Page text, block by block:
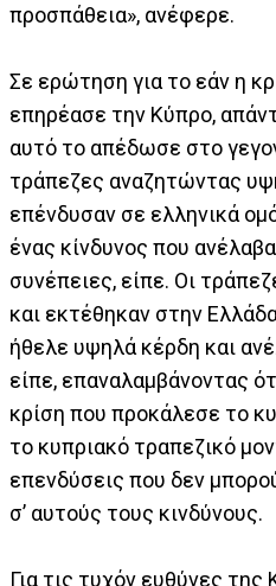
προσπάθεια», ανέφερε.
Σε ερώτηση για το εάν η
επηρέασε την Κύπρο,
αυτό το απέδωσε στο
τράπεζες αναζητώντας
επένδυσαν σε ελληνικά
ένας κίνδυνος που
συνέπειες, είπε. Οι
και εκτέθηκαν στην
ήθελε υψηλά κέρδη και
είπε, επαναλαμβάνοντας
κρίση που προκάλεσε το
το κυπριακό τραπεζικό
επενδύσεις που δεν
σ’ αυτούς τους κινδύνους.
Για τις τυχόν ευθύνες